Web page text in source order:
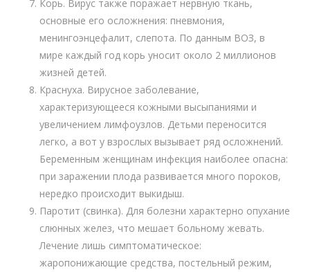
Корь. Вирус также поражает нервную ткань,
основные его осложнения: пневмония,
менингоэнцефалит, слепота. По данным ВОЗ, в
мире каждый год корь уносит около 2 миллионов
жизней детей.
Краснуха. Вирусное заболевание,
характеризующееся кожными высыпаниями и
увеличением лимфоузлов. Детьми переносится
легко, а вот у взрослых вызывает ряд осложнений.
Беременным женщинам инфекция наиболее опасна:
при заражении плода развивается много пороков,
нередко происходит выкидыш.
Паротит (свинка). Для болезни характерно опухание
слюнных желез, что мешает больному жевать.
Лечение лишь симптоматическое:
жаропонижающие средства, постельный режим,